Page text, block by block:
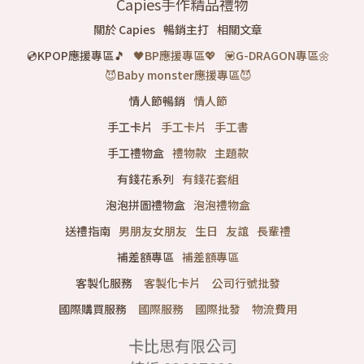
關於 Capies 暢銷主打 相關文章
💿KPOP應援專區🎵
🖤BP應援專區💖 💟G-DRAGON專區🌼
😈Baby monster應援專區😈
情人節暢銷 情人節
手工卡片
手工卡片
手工書
手工禮物盒 禮物款 主題款
有錢花系列 有錢花套組
泡泡拼圖禮物盒 泡泡禮物盒
送禮指南 男朋友女朋友 生日 友誼 長輩禮
補差額專區 補差額專區
客製化服務
客製化卡片
公司行號批發
國際購買服務
國際服務 國際批發 物流費用
卡比思有限公司